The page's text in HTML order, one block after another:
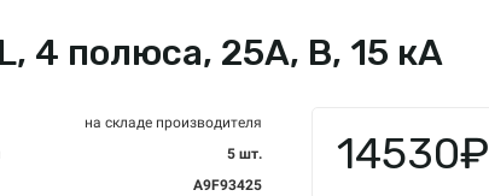
4 полюса, 25А, В, 15 кА
на складе производителя
5 шт.
A9F93425
14530₽